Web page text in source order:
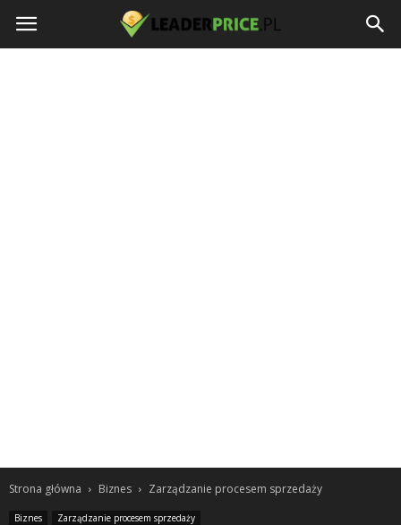
LEADERPRICE.PL
Strona główna Biznes Zarządzanie procesem sprzedaży
Biznes Zarządzanie procesem sprzedaży